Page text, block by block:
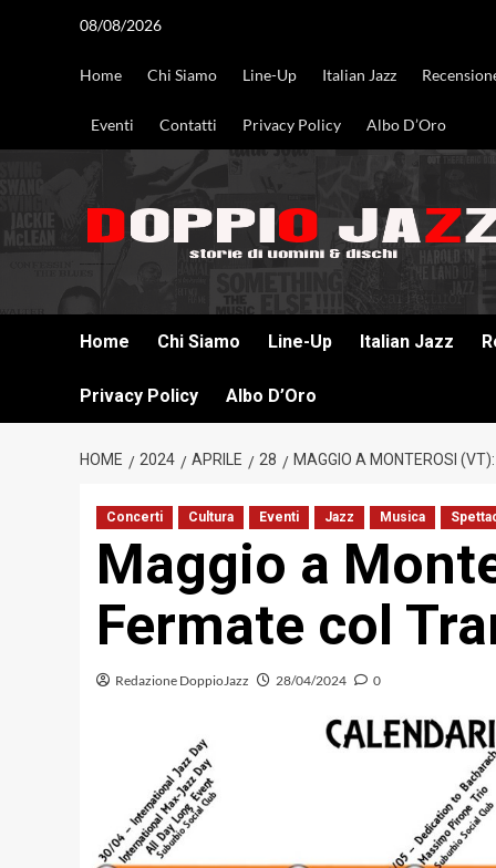
08/08/2026
Home Chi Siamo Line-Up Italian Jazz
Eventi Contatti Privacy Policy Albo D’Oro
Home Chi Siamo Line-Up Italian Jazz
Privacy Policy Albo D’Oro
HOME 2024 APRILE 28 MAGGIO A MONTEROSI
Concerti Cultura Eventi Jazz Musica
Maggio a
Fermate col
Redazione DoppioJazz 28/04/2024 0